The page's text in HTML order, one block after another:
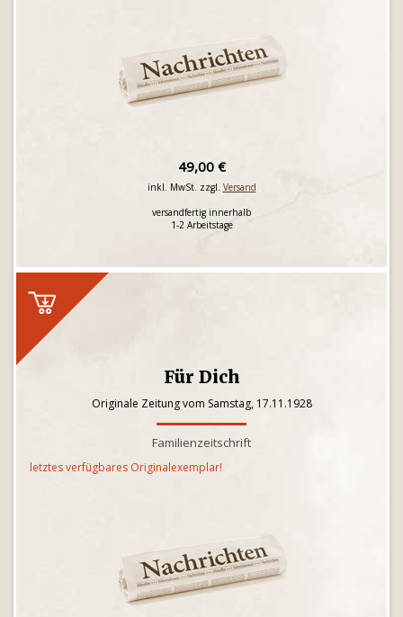
49,00 €
inkl. MwSt. zzgl. Versand
versandfertig innerhalb
1-2 Arbeitstage
Für Dich
Originale Zeitung vom Samstag, 17.11.1928
Familienzeitschrift
letztes verfügbares Originalexemplar!